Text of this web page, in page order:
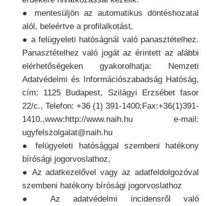
● mentesüljön az automatikus döntéshozatal
alól, beleértve a profilalkotást,
● a felügyeleti hatóságnál való panasztételhez.
Panasztételhez való jogát az érintett az alábbi
elérhetőségeken gyakorolhatja: Nemzeti
Adatvédelmi és Információszabadság Hatóság,
cím: 1125 Budapest, Szilágyi Erzsébet fasor
22/c., Telefon: +36 (1) 391-1400;Fax:+36(1)391-
1410.,www:http://www.naih.hu e-mail:
ugyfelszolgalat@naih.hu
● felügyeleti hatósággal szembeni hatékony
bírósági jogorvoslathoz,
● Az adatkezelővel vagy az adatfeldolgozóval
szembeni hatékony bírósági jogorvoslathoz
● Az adatvédelmi incidensről való